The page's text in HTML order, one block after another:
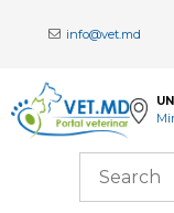
info@vet.md